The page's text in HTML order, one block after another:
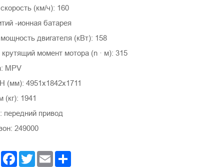
(км/ч): 160
-ионная батарея
двигателя (кВт): 158
момент мотора (n · м): 315
MPV
(мм): 4951x1842x1711
1941
привод
249000
Facebook
TwitterEmail